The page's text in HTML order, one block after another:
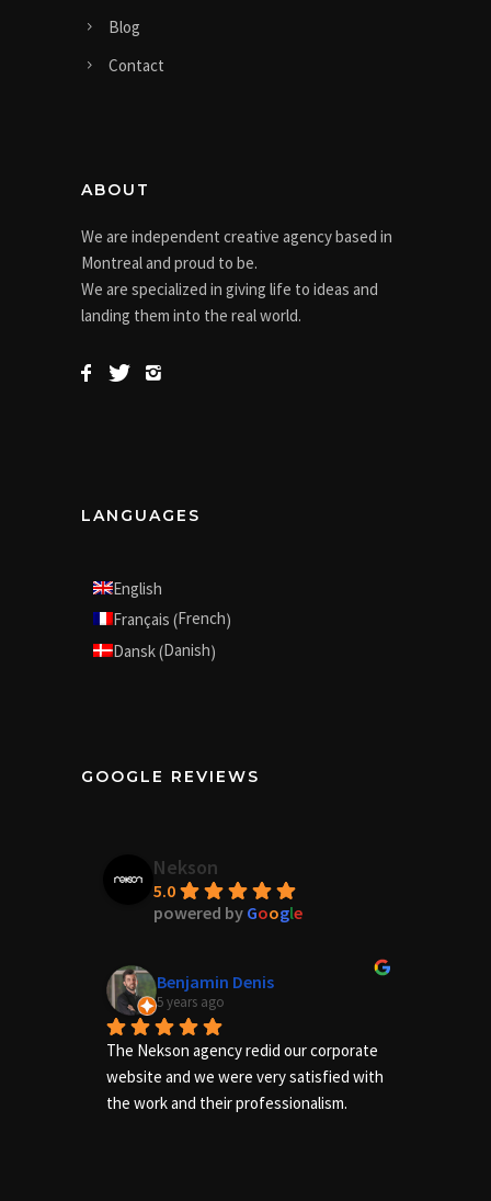
Blog
Contact
ABOUT
We are independent creative agency based in
Montreal and proud to be.
We are specialized in giving life to ideas and
landing them into the real world.
LANGUAGES
English
Français (French)
Dansk(Danish)
GOOGLE REVIEWS
Nekson
5.0
powered by Google
Benjamin Denis
5 years ago
The Nekson agency redid our corporate
website and we were very satisfied with
the work and their professionalism.